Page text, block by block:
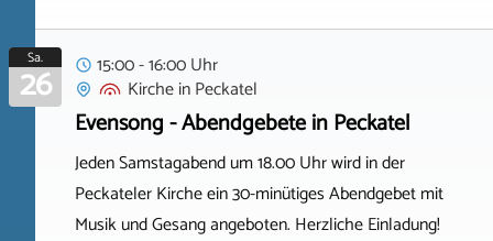
Sa.
26
15:00 - 16:00 Uhr
KircheinPeckatel
Evensong - Abendgebete in Peckatel
Jeden Samstagabend um 18.00 Uhr wird in der
Peckateler Kirche ein 30-minütiges Abendgebet mit
Musik und Gesang angeboten. Herzliche Einladung!